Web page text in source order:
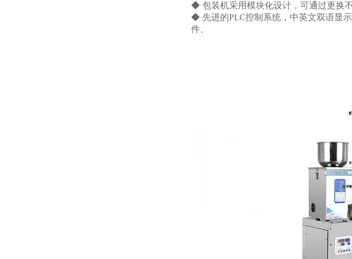
◆ 包装机采用模块化设计，可通过更换
◆ 先进的PLC控制系统，中英文双语显
件。